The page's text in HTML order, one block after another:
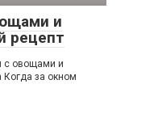
и
рецепт
с овощами и
за окном